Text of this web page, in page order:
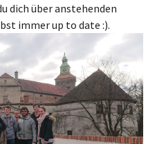
dich über anstehenden
immer up to date :).